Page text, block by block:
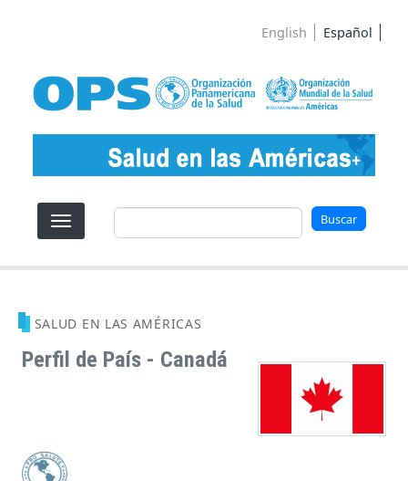
English Español
Buscar Buscar
SALUD EN LAS AMÉRICAS
Perfil de País - Canadá